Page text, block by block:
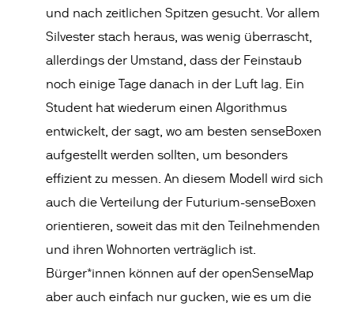
und nach zeitlichen Spitzen gesucht. Vor allem
Silvester stach heraus, was wenig überrascht,
allerdings der Umstand, dass der Feinstaub
noch einige Tage danach in der Luft lag. Ein
Student hat wiederum einen Algorithmus
entwickelt, der sagt, wo am besten senseBoxen
aufgestellt werden sollten, um besonders
effizient zu messen. An diesem Modell wird sich
auch die Verteilung der Futurium-senseBoxen
orientieren, soweit das mit den Teilnehmenden
und ihren Wohnorten verträglich ist.
Bürger*innen können auf der openSenseMap
aber auch einfach nur gucken, wie es um die